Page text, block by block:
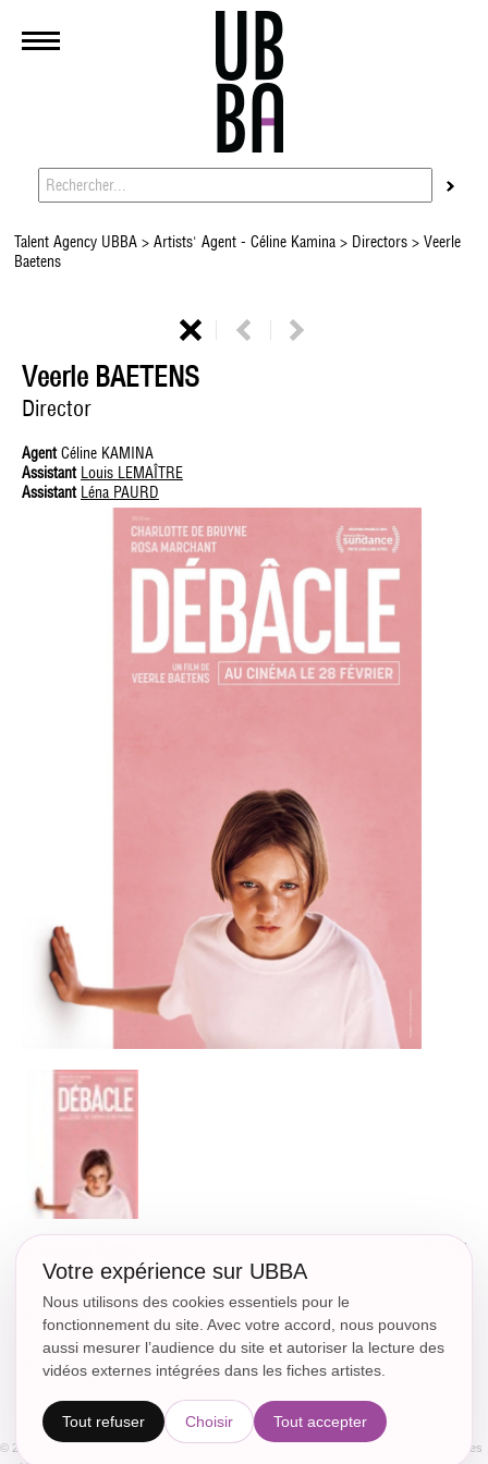
Talent Agency UBBA>Artists' Agent - Céline Kamina > Directors> Veerle
Baetens
Veerle BAETENS
Director
AgentCéline KAMINA
Assistant Louis LEMAÎTRE
Assistant Léna PAURD
Download the CV
CINEMA
2023DEBÂCLE- Veerle Beatens
Prix de la meilleure actrice pour Rosa Marchant au Sundance Film
© 2018 - CC.Communication - SitemapLegal Notices
Paramètres
Votre expérience sur UBBA
Nous utilisons des cookies essentiels pour le
fonctionnement du site. Avec votre accord, nous pouvons
aussi mesurer l’audience du site et autoriser la lecture des
vidéos externes intégrées dans les fiches artistes.
Tout refuser Choisir Tout accepter